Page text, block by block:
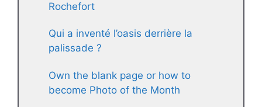
Rochefort
Qui a inventé l’oasis derrière la
palissade ?
Own the blank page or how to
become Photo of the Month